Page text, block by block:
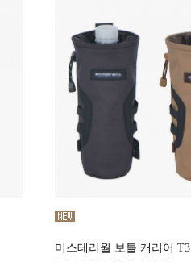
미스테리월 보틀 캐리어 T3